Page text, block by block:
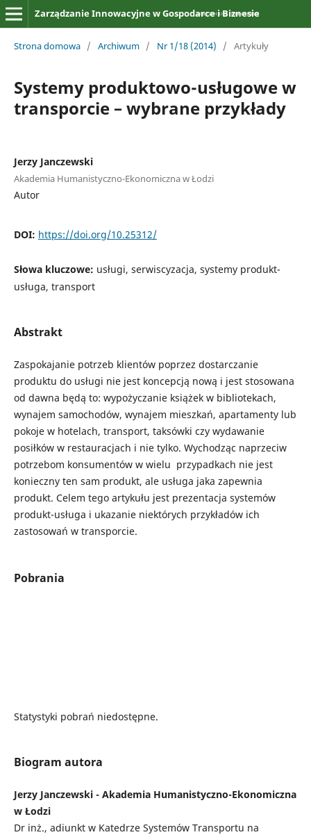
Zarządzanie Innowacyjne w Gospodarce i Biznesie
Strona domowa / Archiwum / Nr 1/18 (2014) / Artykuły
Systemy produktowo-usługowe w
transporcie – wybrane przykłady
Jerzy Janczewski
Akademia Humanistyczno-Ekonomiczna w Łodzi
Autor
DOI: https://doi.org/10.25312/
Słowa kluczowe: usługi, serwiscyzacja, systemy produkt-
usługa, transport
Abstrakt
Zaspokajanie potrzeb klientów poprzez dostarczanie
produktu do usługi nie jest koncepcją nową i jest stosowana
od dawna będą to: wypożyczanie książek w bibliotekach,
wynajem samochodów, wynajem mieszkań, apartamenty lub
pokoje w hotelach, transport, taksówki czy wydawanie
posiłków w restauracjach i nie tylko. Wychodząc naprzeciw
potrzebom konsumentów w wielu przypadkach nie jest
konieczny ten sam produkt, ale usługa jaka zapewnia
produkt. Celem tego artykułu jest prezentacja systemów
produkt-usługa i ukazanie niektórych przykładów ich
zastosowań w transporcie.
Pobrania
Statystyki pobrań niedostępne.
Biogram autora
Jerzy Janczewski - Akademia Humanistyczno-Ekonomiczna
w Łodzi
Dr inż., adiunkt w Katedrze Systemów Transportu na